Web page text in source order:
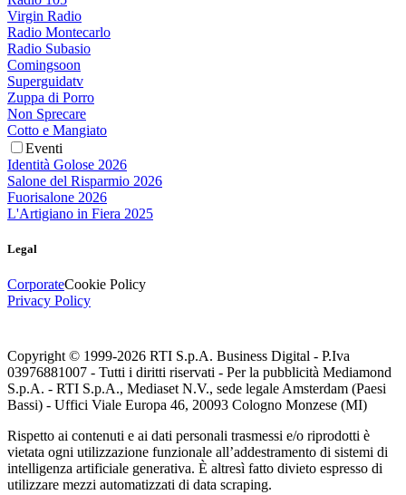
Virgin Radio
Radio Montecarlo
Radio Subasio
Comingsoon
Superguidatv
Zuppa di Porro
Non Sprecare
Cotto e Mangiato
Eventi
Identità Golose 2026
Salone del Risparmio 2026
Fuorisalone 2026
L'Artigiano in Fiera 2025
Legal
CorporateCookie Policy
Privacy Policy
Copyright © 1999-2026 RTI S.p.A. Business Digital - P.Iva
03976881007 - Tutti i diritti riservati - Per la pubblicità Mediamond
S.p.A. - RTI S.p.A., Mediaset N.V., sede legale Amsterdam (Paesi
Bassi) - Uffici Viale Europa 46, 20093 Cologno Monzese (MI)
Rispetto ai contenuti e ai dati personali trasmessi e/o riprodotti è
vietata ogni utilizzazione funzionale all’addestramento di sistemi di
intelligenza artificiale generativa. È altresì fatto divieto espresso di
utilizzare mezzi automatizzati di data scraping.